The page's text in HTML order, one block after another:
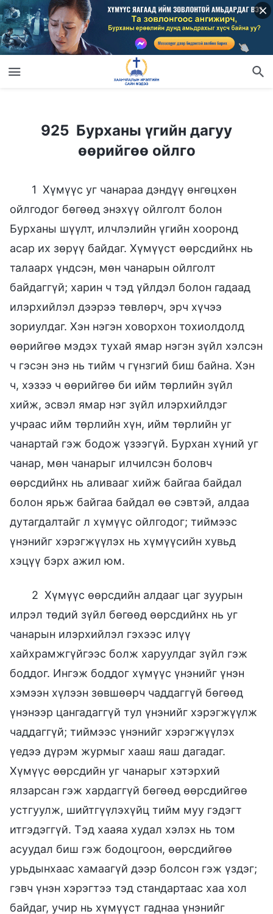
925 Бурханы үгийн дагуу өөрийгөө ойлго
925 Бурханы үгийн дагуу
өөрийгөө ойлго
1 Хүмүүс уг чанараа дэндүү өнгөцхөн
ойлгодог бөгөөд энэхүү ойлголт болон
Бурханы шүүлт, илчлэлийн үгийн хооронд
асар их зөрүү байдаг. Хүмүүст өөрсдийнх нь
талаарх үндсэн, мөн чанарын ойлголт
байдаггүй; харин ч тэд үйлдэл болон гадаад
илэрхийлэл дээрээ төвлөрч, эрч хүчээ
зориулдаг. Хэн нэгэн ховорхон тохиолдолд
өөрийгөө мэдэх тухай ямар нэгэн зүйл хэлсэн
ч гэсэн энэ нь тийм ч гүнзгий биш байна. Хэн
ч, хэзээ ч өөрийгөө би ийм төрлийн зүйл
хийж, эсвэл ямар нэг зүйл илэрхийлдэг
учраас ийм төрлийн хүн, ийм төрлийн уг
чанартай гэж бодож үзээгүй. Бурхан хүний уг
чанар, мөн чанарыг илчилсэн боловч
өөрсдийнх нь аливааг хийж байгаа байдал
болон ярьж байгаа байдал өө сэвтэй, алдаа
дутагдалтайг л хүмүүс ойлгодог; тиймээс
үнэнийг хэрэгжүүлэх нь хүмүүсийн хувьд
хэцүү бэрх ажил юм.
2 Хүмүүс өөрсдийн алдааг цаг зуурын
илрэл төдий зүйл бөгөөд өөрсдийнх нь уг
чанарын илэрхийлэл гэхээс илүү
хайхрамжгүйгээс болж харуулдаг зүйл гэж
боддог. Ингэж боддог хүмүүс үнэнийг үнэн
хэмээн хүлээн зөвшөөрч чаддаггүй бөгөөд
үнэнээр цангадаггүй тул үнэнийг хэрэгжүүлж
чаддаггүй; тиймээс үнэнийг хэрэгжүүлэх
үедээ дүрэм журмыг хааш яаш дагадаг.
Хүмүүс өөрсдийн уг чанарыг хэтэрхий
ялзарсан гэж хардаггүй бөгөөд өөрсдийгөө
устгуулж, шийтгүүлэхүйц тийм муу гэдэгт
итгэдэггүй. Тэд хааяа худал хэлэх нь том
асуудал биш гэж бодоцгоон, өөрсдийгөө
урьдынхаас хамаагүй дээр болсон гэж үздэг;
гэвч үнэн хэрэгтээ тэд стандартаас хаа хол
байдаг, учир нь хүмүүст гаднаа үнэнийг